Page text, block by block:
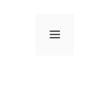
Menu